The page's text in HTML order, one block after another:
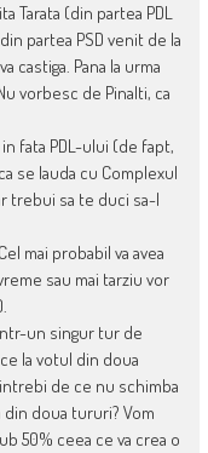
Tarata (din partea PDL
partea PSD venit de la
castiga. Pana la urma
vorbesc de Pinalti, ca
fata PDL-ului (de fapt,
se lauda cu Complexul
trebui sa te duci sa-l
mai probabil va avea
sau mai tarziu vor
un singur tur de
la votul din doua
de ce nu schimba
doua tururi? Vom
50% ceea ce va crea o